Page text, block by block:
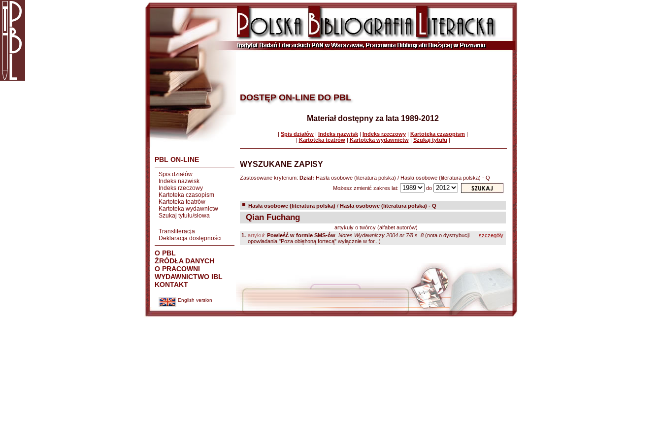
PBL ON-LINE
Spis działów
Indeks nazwisk
Indeks rzeczowy
Kartoteka czasopism
Kartoteka teatrów
Kartoteka wydawnictw
Szukaj tytułu/słowa
Transliteracja
Deklaracja dostępności
O PBL
ŹRÓDŁA DANYCH
O PRACOWNI
WYDAWNICTWO IBL
KONTAKT
English version
DOSTĘP ON-LINE DO PBL
Materiał dostępny za lata 1989-2012
| Spis działów | Indeks nazwisk | Indeks rzeczowy | Kartoteka czasopism |
| Kartoteka teatrów| Kartoteka wydawnictw| Szukaj tytułu |
WYSZUKANE ZAPISY
Zastosowane kryterium: Dział: Hasła osobowe (literatura polska) / Hasła osobowe (literatura polska) - Q
Możesz zmienić zakres lat:
do
Hasła osobowe (literatura polska) / Hasła osobowe (literatura polska) - Q
Qian Fuchang
artykuły o twórcy (alfabet autorów)
1. artykuł: Powieść w formie SMS-ów Notes Wydawniczy 2004 nr 7/8 s. 8 (nota o dystrybucji
opowiadania "Poza oblężoną fortecą" wyłącznie w for...)
szczegóły